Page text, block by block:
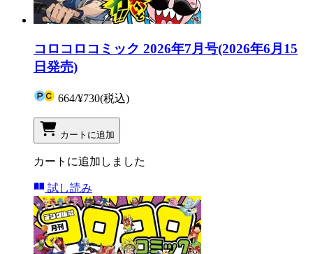
コロコロコミック 2026年7月号(2026年6月15
日発売)
664/¥730(税込)
カートに追加
カートに追加しました
試し読み